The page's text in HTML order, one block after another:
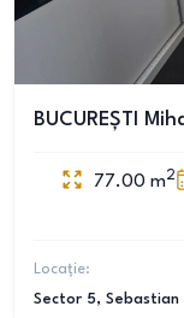
BUCUREȘTI
77.00 m2
Locație:
Sector 5, Sebastian